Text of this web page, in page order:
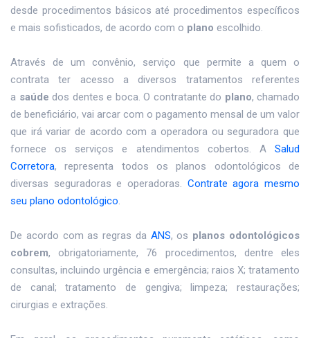
desde procedimentos básicos até procedimentos específicos
e mais sofisticados, de acordo com o plano escolhido.
Através de um convênio, serviço que permite a quem o
contrata ter acesso a diversos tratamentos referentes
a saúde dos dentes e boca. O contratante do plano, chamado
de beneficiário, vai arcar com o pagamento mensal de um valor
que irá variar de acordo com a operadora ou seguradora que
fornece os serviços e atendimentos cobertos. ASalud
Corretora, representa todos os planos odontológicos de
diversas seguradoras e operadoras. Contrate agora mesmo
seu plano odontológico.
De acordo com as regras da ANS, os planos odontológicos
cobrem, obrigatoriamente, 76 procedimentos, dentre eles
consultas, incluindo urgência e emergência; raios X; tratamento
de canal; tratamento de gengiva; limpeza; restaurações;
cirurgias e extrações.